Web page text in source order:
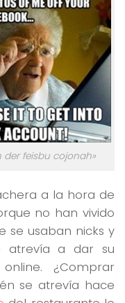
der feisbu cojonah»
a la hora de
no han vivido
se usaban nicks y
a dar su
¿Comprar
se atrevía hace